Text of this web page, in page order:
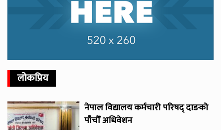
लोकप्रिय
नेपाल विद्यालय कर्मचारी परिषद् दाङको
पाँचौँ अधिवेशन